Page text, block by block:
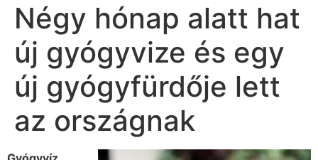
Négy hónap alatt hat
új gyógyvize és egy
új gyógyfürdője lett
az országnak